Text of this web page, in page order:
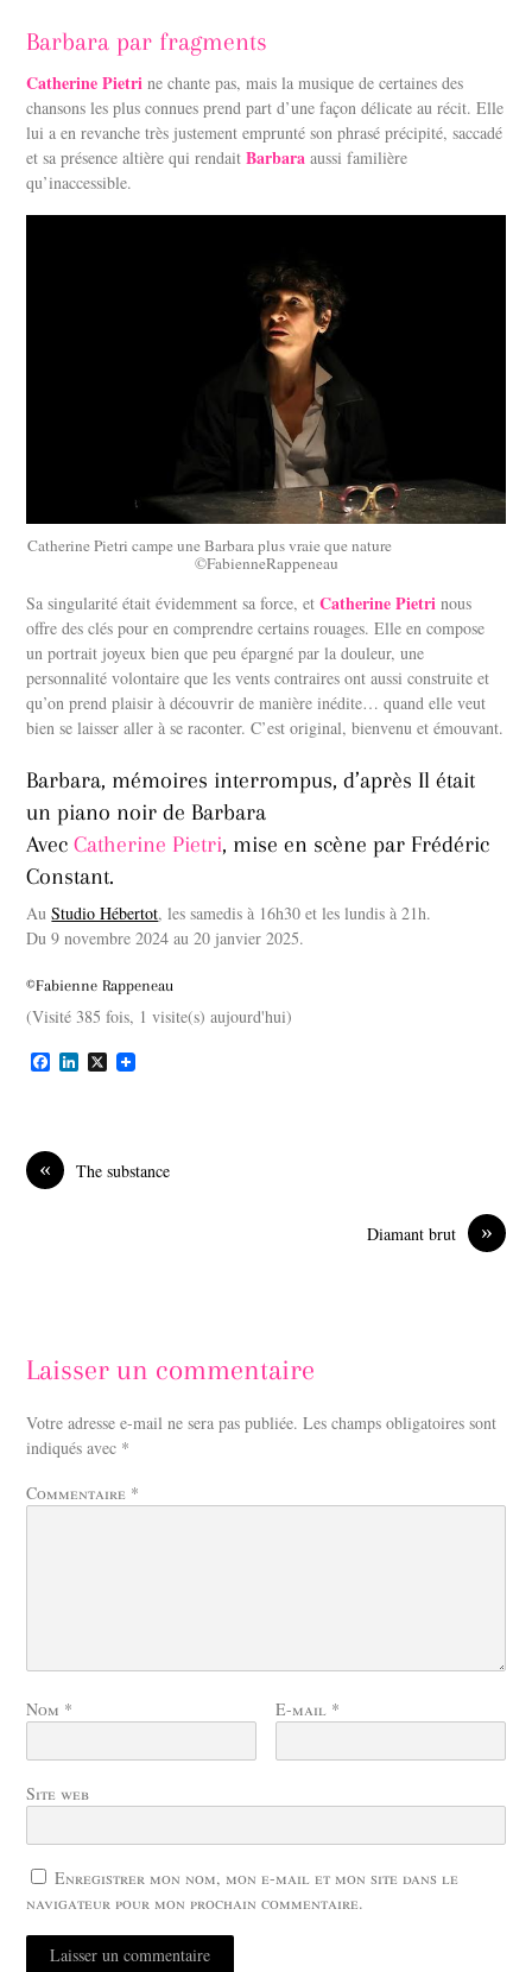
Barbara par fragments
Catherine Pietri ne chante pas, mais la musique de certaines des
chansons les plus connues prend part d’une façon délicate au récit. Elle
lui a en revanche très justement emprunté son phrasé précipité, saccadé
et sa présence altière qui rendaitBarbara aussi familière
qu’inaccessible.
Catherine Pietri campe une Barbara plus vraie que nature
©FabienneRappeneau
Sa singularité était évidemment sa force, etCatherine Pietri nous
offre des clés pour en comprendre certains rouages. Elle en compose
un portrait joyeux bien que peu épargné par la douleur, une
personnalité volontaire que les vents contraires ont aussi construite et
qu’on prend plaisir à découvrir de manière inédite… quand elle veut
bien se laisser aller à se raconter. C’est original, bienvenu et émouvant.
Barbara, mémoires interrompus, d’après Il était
un piano noir de Barbara
AvecCatherine Pietri, mise en scène par Frédéric
Constant.
AuStudio Hébertot, les samedis à 16h30 et les lundis à 21h.
Du 9 novembre 2024 au 20 janvier 2025.
©Fabienne Rappeneau
(Visité 385 fois, 1 visite(s) aujourd'hui)
F
o
o
k
L
I
X
« The substance
»
Diamant brut
Laisser un commentaire
Votre adresse e-mail ne sera pas publiée. Les champs obligatoires sont
indiqués avec *
Commentaire *
Nom * E-mail *
Site web
Enregistrer mon nom, mon e-mail et mon site dans le
navigateur pour mon prochain commentaire.